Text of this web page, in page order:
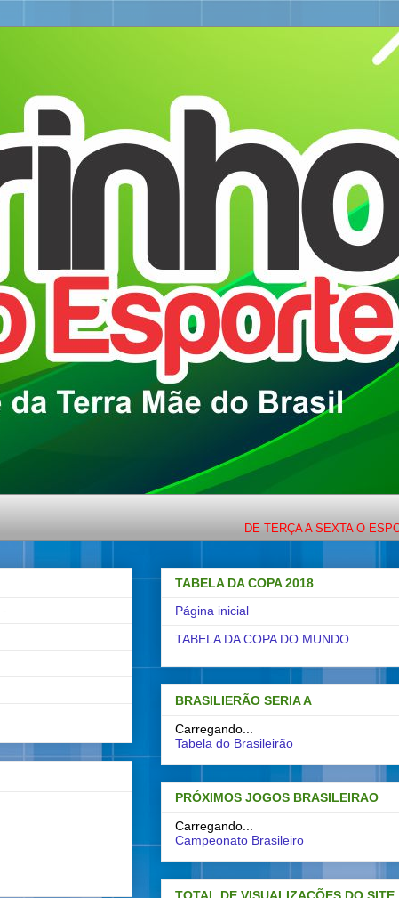
DE TERÇA A SEXTA O ESPORTE
-
TABELA DA COPA 2018
Página inicial
TABELA DA COPA DO MUNDO
BRASILIERÃO SERIA A
Carregando...
Tabela do Brasileirão
PRÓXIMOS JOGOS BRASILEIRAO
Carregando...
Campeonato Brasileiro
TOTAL DE VISUALIZAÇÕES DO SITE